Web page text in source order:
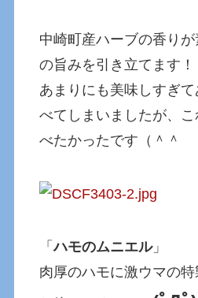
中崎町産ハーブの香り
の旨みを引き立てます！
あまりにも美味しすぎ
べてしまいましたが、
べたかったです（＾＾
「ハモのムニエル」
肉厚のハモに激ウマの